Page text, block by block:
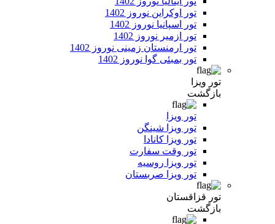
تور اوکراین نوروز 1402
تور اسپانیا نوروز 1402
تور ازمیر نوروز 1402
تور ارمنستان زمینی نوروز 1402
تور بمبئی گوا نوروز 1402
تور ویزا
بازگشت
تور ویزا
تور ویزا شینگن
تور ویزا کانادا
تور وقت سفارت
تور ویزا روسیه
تور ویزا صربستان
تور قزاقستان
بازگشت